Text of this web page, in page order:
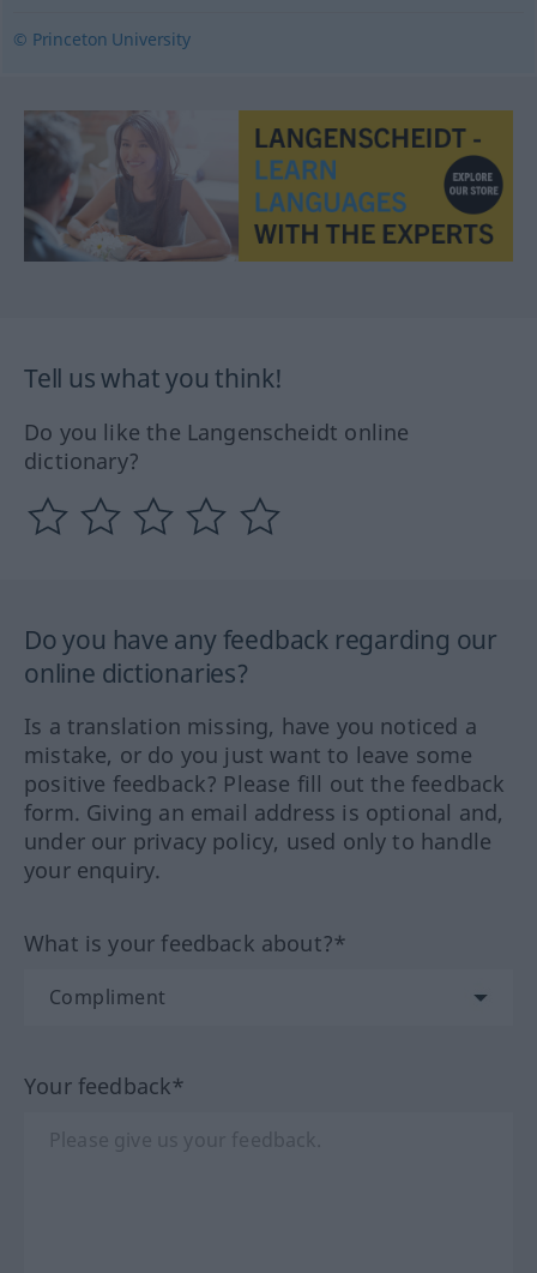
© Princeton University
Tell us what you think!
Do you like the Langenscheidt online
dictionary?
Do you have any feedback regarding our
online dictionaries?
Is a translation missing, have you noticed a
mistake, or do you just want to leave some
positive feedback? Please fill out the feedback
form. Giving an email address is optional and,
under our privacy policy, used only to handle
your enquiry.
What is your feedback about?*
Your feedback*